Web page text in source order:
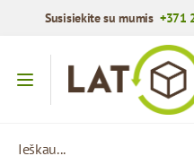
Susisiekite su mumis+371